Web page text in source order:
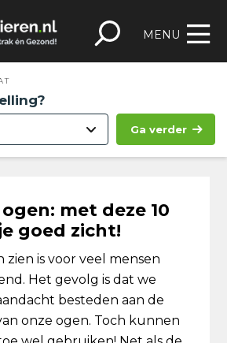
MENU
Ga verder
met deze 10
goed zicht!
zien is voor veel mensen
Het gevolg is dat we
besteden aan de
onze ogen. Toch kunnen